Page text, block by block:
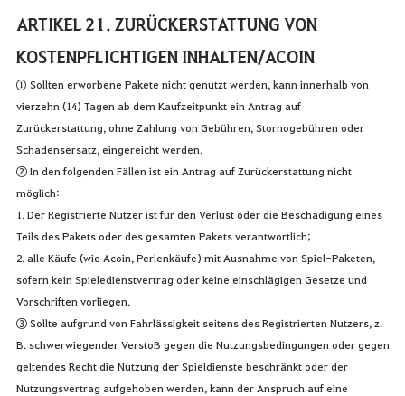
ARTIKEL 21. ZURÜCKERSTATTUNG VON
KOSTENPFLICHTIGEN INHALTEN/ACOIN
① Sollten erworbene Pakete nicht genutzt werden, kann innerhalb von
vierzehn (14) Tagen ab dem Kaufzeitpunkt ein Antrag auf
Zurückerstattung, ohne Zahlung von Gebühren, Stornogebühren oder
Schadensersatz, eingereicht werden.
② In den folgenden Fällen ist ein Antrag auf Zurückerstattung nicht
möglich:
1. Der Registrierte Nutzer ist für den Verlust oder die Beschädigung eines
Teils des Pakets oder des gesamten Pakets verantwortlich;
2. alle Käufe (wie Acoin, Perlenkäufe) mit Ausnahme von Spiel-Paketen,
sofern kein Spieledienstvertrag oder keine einschlägigen Gesetze und
Vorschriften vorliegen.
③ Sollte aufgrund von Fahrlässigkeit seitens des Registrierten Nutzers, z.
B. schwerwiegender Verstoß gegen die Nutzungsbedingungen oder gegen
geltendes Recht die Nutzung der Spieldienste beschränkt oder der
Nutzungsvertrag aufgehoben werden, kann der Anspruch auf eine